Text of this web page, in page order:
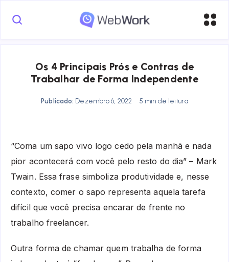
Os 4 Principais Prós e Contras de
Trabalhar de Forma Independente
Publicado: Dezembro 6, 2022 5 min de leitura
“Coma um sapo vivo logo cedo pela manhã e nada
pior acontecerá com você pelo resto do dia” – Mark
Twain. Essa frase simboliza produtividade e, nesse
contexto, comer o sapo representa aquela tarefa
difícil que você precisa encarar de frente no
trabalho freelancer.
Outra forma de chamar quem trabalha de forma